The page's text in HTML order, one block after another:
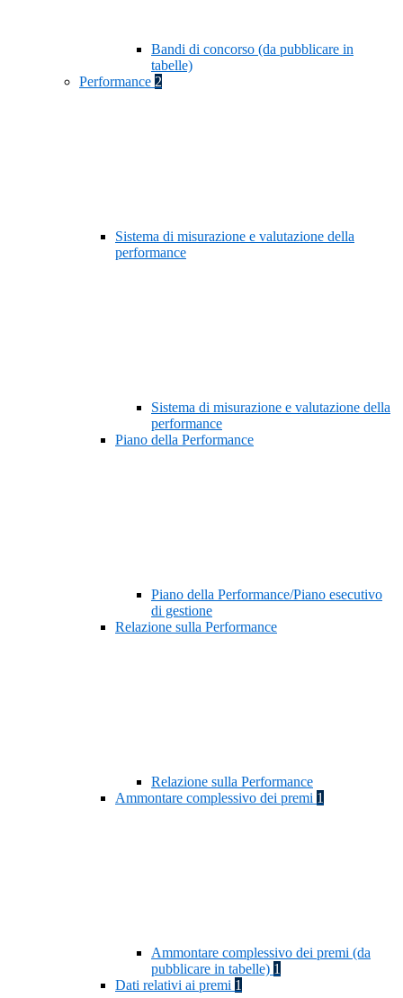
Bandi di concorso (da pubblicare in
tabelle)
Performance 2
Sistema di misurazione e valutazione della
performance
Sistema di misurazione e valutazione della
performance
Piano della Performance
Piano della Performance/Piano esecutivo
di gestione
Relazione sulla Performance
Relazione sulla Performance
Ammontare complessivo dei premi 1
Ammontare complessivo dei premi (da
pubblicare in tabelle) 1
Dati relativi ai premi 1